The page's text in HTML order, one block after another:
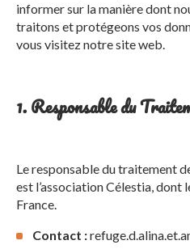
informer sur la manière dont
traitons et protégeons vos
vous visitez notre site web.
1. Responsable du
Le responsable du traitement
est l’association Célestia, dont
France.
Contact :